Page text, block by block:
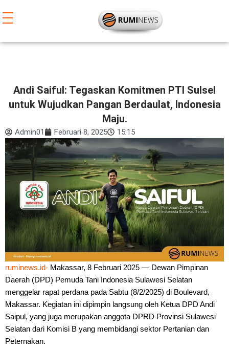
ke
Andi Saiful: Tegaskan Komitmen PTI Sulsel
untuk Wujudkan Pangan Berdaulat, Indonesia
Maju.
Admin01 Februari 8, 2025 15:15
ruminews.id- Makassar, 8 Februari 2025 — Dewan Pimpinan
Daerah (DPD) Pemuda Tani Indonesia Sulawesi Selatan
menggelar rapat perdana pada Sabtu (8/2/2025) di Boulevard,
Makassar. Kegiatan ini dipimpin langsung oleh Ketua DPD Andi
Saipul, yang juga merupakan anggota DPRD Provinsi Sulawesi
Selatan dari Komisi B yang membidangi sektor Pertanian dan
Peternakan.